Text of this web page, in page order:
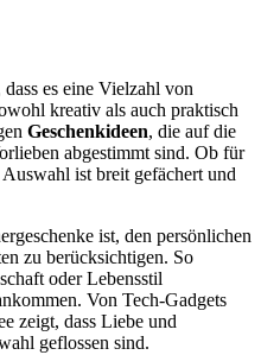
dass es eine Vielzahl von
kreativ als auch praktisch
Geschenkideen, die auf die
abgestimmt sind. Ob für
ist breit gefächert und
ist, den persönlichen
zu berücksichtigen. So
oder Lebensstil
Von Tech-Gadgets
zeigt, dass Liebe und
geflossen sind.